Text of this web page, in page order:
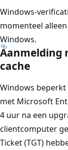
a
p
a
r
t
e
n
M
i
Windows-
momenteel
Windows.
Aanmelding
cache
Windows
met Microsoft
4 uur na een
clientcomputer
Ticket (TGT)